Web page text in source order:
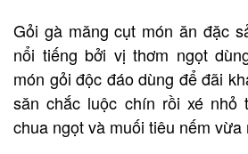
Gỏi gà măng cụt món ăn đặc
nổi tiếng bởi vị thơm ngọt
món gỏi độc đáo dùng để đãi
săn chắc luộc chín rồi xé nhỏ
chua ngọt và muối tiêu nếm vừa